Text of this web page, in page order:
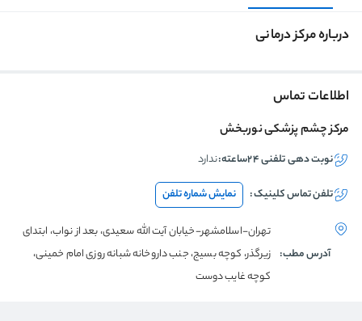
درباره مرکز درمانی
اطلاعات تماس
مرکز چشم پزشکی نوربخش
نوبت دهی تلفنی ۲۴ساعته: ندارد
تلفن تماسکلینیک: نمایش شماره تلفن
آدرس مطب:
تهران-اسلامشهر-خیابان آیت الله سعیدی، بعد از نواب، ابتدای
زیرگذر، کوچه بسیج، جنب داروخانه شبانه روزی امام خمینی،
کوچه غایب دوست